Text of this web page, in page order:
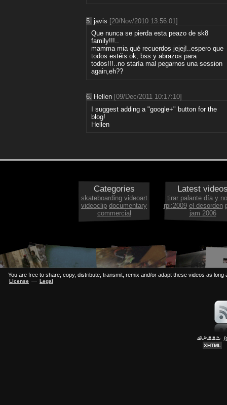
5. javis [20/Nov/2010 13:56:01]
Que nunca se pierda esta peazo de sk8
family!!!..
mamma mia qué recuerdos jejej!..espero que
todos estéis ok, bss y abrazos para
todos!!!..no staría mal pegarnos una session
again,eh??
6. Hellen [09/Dec/2011 10:17:10]
I suggest adding a "google+" button for the
blog!
Hellen
Categories
skateboarding videoart
videoclip documentary
commercial
Latest
tirar palante día y
rpi:2009 el desorden
jam 2006
You are free to share, copy, distribute, transmit, remix and/or adapt these videos as
License — Legal
XHTML